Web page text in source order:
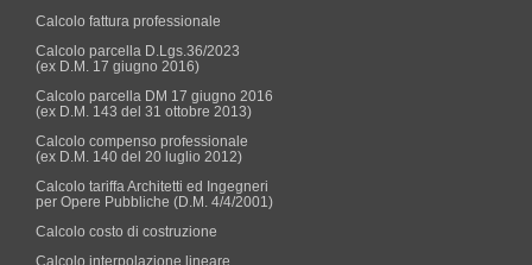
Calcolo fattura professionale
Calcolo parcella D.Lgs.36/2023
(ex D.M. 17 giugno 2016)
Calcolo parcella DM 17 giugno 2016
(ex D.M. 143 del 31 ottobre 2013)
Calcolo compenso professionale
(ex D.M. 140 del 20 luglio 2012)
Calcolo tariffa Architetti ed Ingegneri
per Opere Pubbliche (D.M. 4/4/2001)
Calcolo costo di costruzione
Calcolo interpolazione lineare